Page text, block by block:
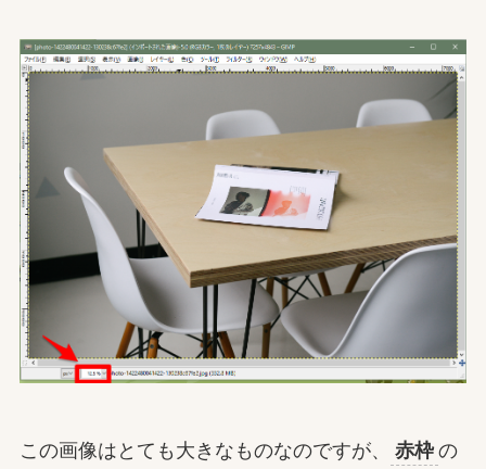
この画像はとても大きなものなのですが、 赤枠 の